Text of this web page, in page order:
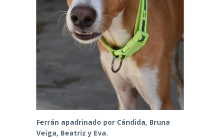
Ferrán apadrinado por Cándida, Bruna
Veiga, Beatriz y Eva.